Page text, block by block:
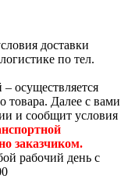
доставки
по тел.
осуществляется
товара. Далее с вами
и сообщит условия
заказчиком.
рабочий день с